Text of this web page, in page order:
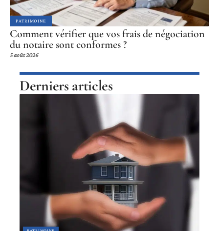
PATRIMOINE
Comment vérifier que vos frais de négociation
du notaire sont conformes ?
5 août 2026
Derniers articles